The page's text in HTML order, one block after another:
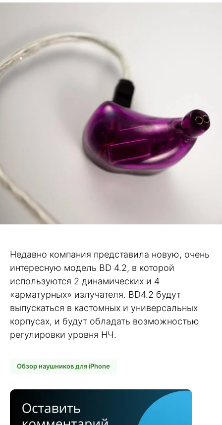
Недавно компания представила новую, очень
интересную модель BD 4.2, в которой
используются 2 динамических и 4
«арматурных» излучателя. BD4.2 будут
выпускаться в кастомных и универсальных
корпусах, и будут обладать возможностью
регулировки уровня НЧ.
Обзор наушников для iPhone